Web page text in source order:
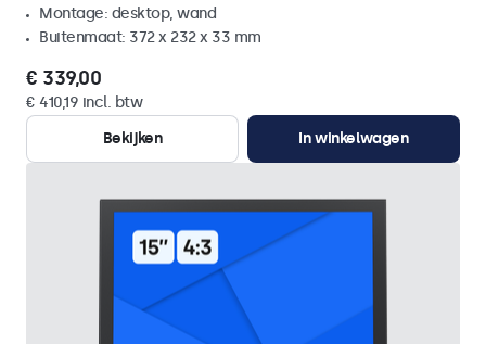
Montage: desktop, wand
Buitenmaat: 372 x 232 x 33 mm
€ 339,00
€ 410,19 incl. btw
Bekijken
In winkelwagen